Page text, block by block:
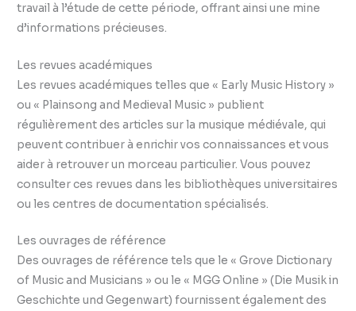
travail à l’étude de cette période, offrant ainsi une mine
d’informations précieuses.
Les revues académiques
Les revues académiques telles que « Early Music History »
ou « Plainsong and Medieval Music » publient
régulièrement des articles sur la musique médiévale, qui
peuvent contribuer à enrichir vos connaissances et vous
aider à retrouver un morceau particulier. Vous pouvez
consulter ces revues dans les bibliothèques universitaires
ou les centres de documentation spécialisés.
Les ouvrages de référence
Des ouvrages de référence tels que le « Grove Dictionary
of Music and Musicians » ou le « MGG Online » (Die Musik in
Geschichte und Gegenwart) fournissent également des